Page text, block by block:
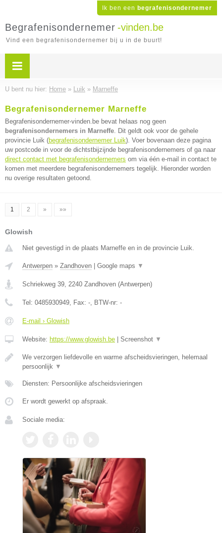
Ik ben een begrafenisondernemer
Begrafenisondernemer -vinden.be
Vind een begrafenisondernemer bij u in de buurt!
U bent nu hier: Home » Luik » Marneffe
Begrafenisondernemer Marneffe
Begrafenisondernemer-vinden.be bevat helaas nog geen
begrafenisondernemers in Marneffe. Dit geldt ook voor de gehele
provincie Luik (begrafenisondernemer Luik). Voer bovenaan deze pagina
uw postcode in voor de dichtstbijzijnde begrafenisondernemers of ga naar
direct contact met begrafenisondernemers om via één e-mail in contact te
komen met meerdere begrafenisondernemers tegelijk. Hieronder worden
nu overige resultaten getoond.
1 2 » »»
Glowish
Niet gevestigd in de plaats Marneffe en in de provincie Luik.
Antwerpen » Zandhoven Google maps ▼
Schriekweg 39, 2240 Zandhoven (Antwerpen)
Tel: 0485930949, Fax: -, BTW-nr: -
E-mail › Glowish
Website: https://www.glowish.be Screenshot ▼
We verzorgen liefdevolle en warme afscheidsvieringen, helemaal
persoonlijk ▼
Diensten: Persoonlijke afscheidsvieringen
Er wordt gewerkt op afspraak.
Sociale media: